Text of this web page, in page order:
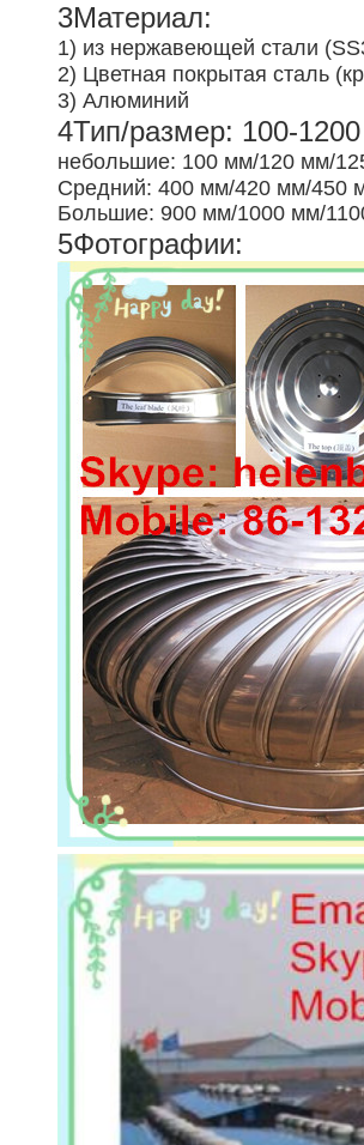
3Материал:
1) из нержавеющей стали
2) Цветная покрытая сталь
3) Алюминий
4Тип/размер: 100-
небольшие: 100 мм/120 мм/
Средний: 400 мм/420 мм/450
Большие: 900 мм/1000 мм/
5Фотографии: